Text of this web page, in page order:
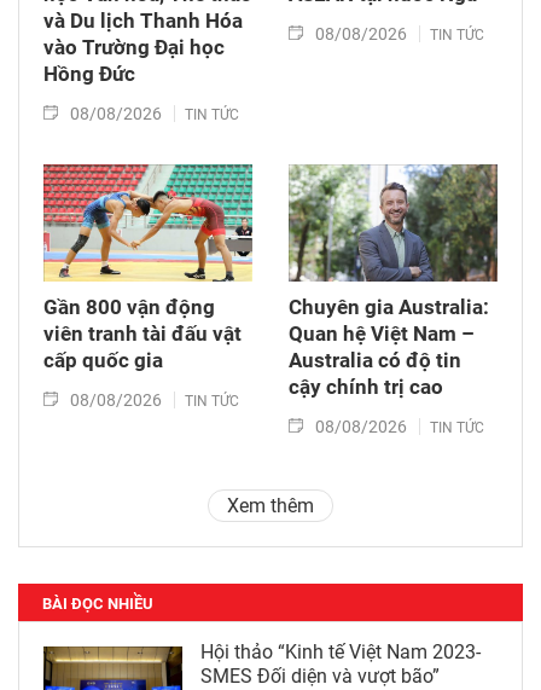
và Du lịch Thanh Hóa
vào Trường Đại học
Hồng Đức
08/08/2026 TIN TỨC
08/08/2026 TIN TỨC
Gần 800 vận động
viên tranh tài đấu vật
cấp quốc gia
08/08/2026 TIN TỨC
Chuyên gia Australia:
Quan hệ Việt Nam –
Australia có độ tin
cậy chính trị cao
08/08/2026 TIN TỨC
Xem thêm
BÀI ĐỌC NHIỀU
Hội thảo “Kinh tế Việt Nam 2023-
SMES Đối diện và vượt bão”